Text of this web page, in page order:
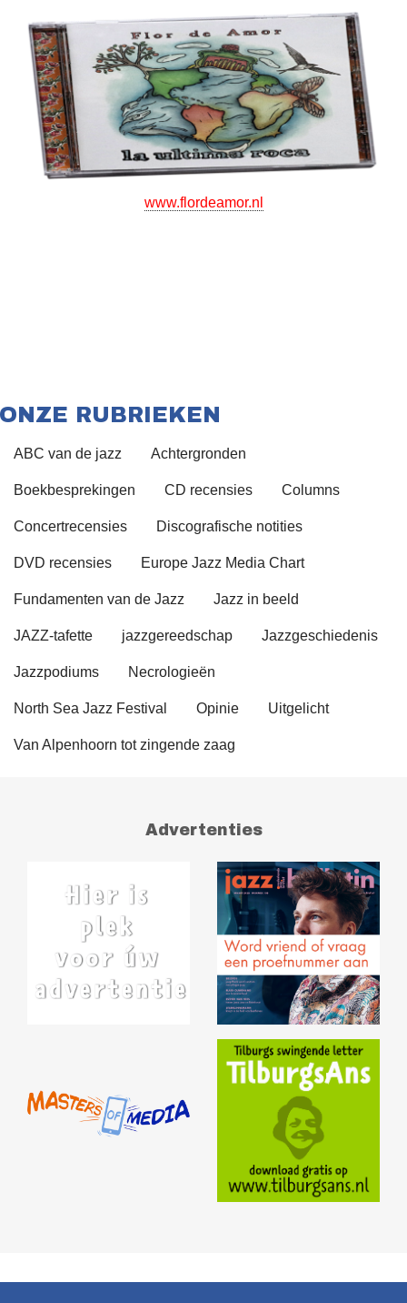
www.flordeamor.nl
ONZE RUBRIEKEN
ABC van de jazz Achtergronden
Boekbesprekingen CD recensies Columns
Concertrecensies Discografische notities
DVD recensies Europe Jazz Media Chart
Fundamenten van de Jazz Jazz in beeld
JAZZ-tafette jazzgereedschap Jazzgeschiedenis
Jazzpodiums Necrologieën
North Sea Jazz Festival Opinie Uitgelicht
Van Alpenhoorn tot zingende zaag
Advertenties